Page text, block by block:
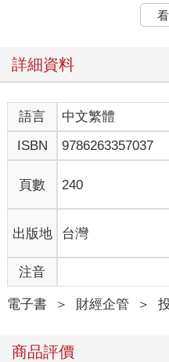
「萬般利空，不敵貨幣寬鬆；
幣量化寬鬆（Quantitative
縮（Quantitative Tightening，
「換了法令，就應換了腦袋？
動，均會造成財富的重分配，
但「不此之圖」不知見風轉舵
危機。
「換了科技，就應換了腦袋？
限，電腦超越了人類記憶、運
的問世，高速電腦（High
子電腦（Quantum Computer
存、蒐集、運算上，思與之對
其在數位時代，科技AI（AI，
）、C（Cloud Computing，雲
詳細資料
語言 中文繁體
ISBN
9786263357037
頁數 240
出版地 台灣
注音
電子書 ＞ 財經企管 ＞
商品評價